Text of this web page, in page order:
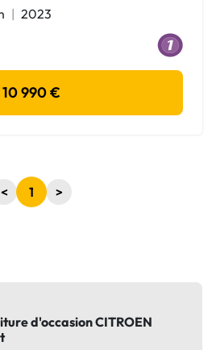
2023
10 990 €
< 1 >
d'occasion CITROEN